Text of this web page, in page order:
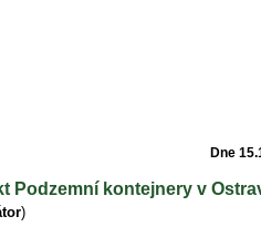
Dne
Podzemní kontejnery v
)